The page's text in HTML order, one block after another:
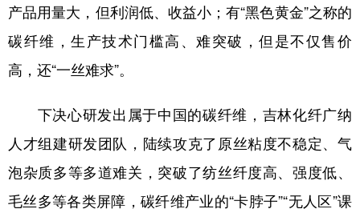
产品用量大，但利润低、收益小；有“黑色黄金”之称的
碳纤维，生产技术门槛高、难突破，但是不仅售价
高，还“一丝难求”。
下决心研发出属于中国的碳纤维，吉林化纤广纳
人才组建研发团队，陆续攻克了原丝粘度不稳定、气
泡杂质多等多道难关，突破了纺丝纤度高、强度低、
毛丝多等各类屏障，碳纤维产业的“卡脖子”“无人区”课